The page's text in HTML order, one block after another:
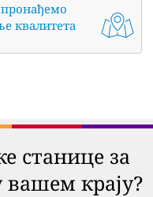
квалитета
станице за
вашем крају?